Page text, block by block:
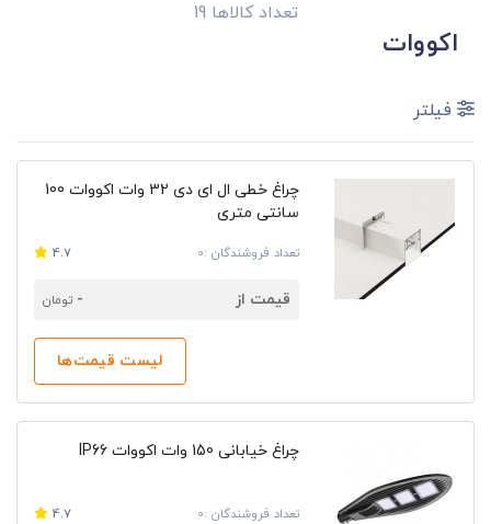
تعداد کالاها 19
اکووات
فیلتر
چراغ خطی ال ای دی 32 وات اکووات 100
سانتی متری
تعداد فروشندگان :0 4.7
قیمت از - تومان
لیست قیمت‌ها
چراغ خیابانی 150 وات اکووات IP66
تعداد فروشندگان :0 4.7